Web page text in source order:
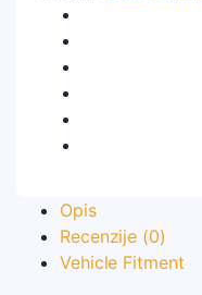
Opis
Recenzije (0)
Vehicle Fitment